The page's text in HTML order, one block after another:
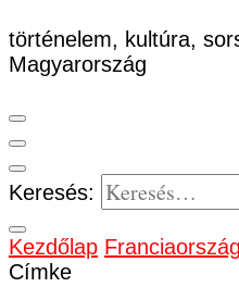
történelem, kultúra,
Magyarország
Keresés:
Kezdőlap Franciaország
Címke